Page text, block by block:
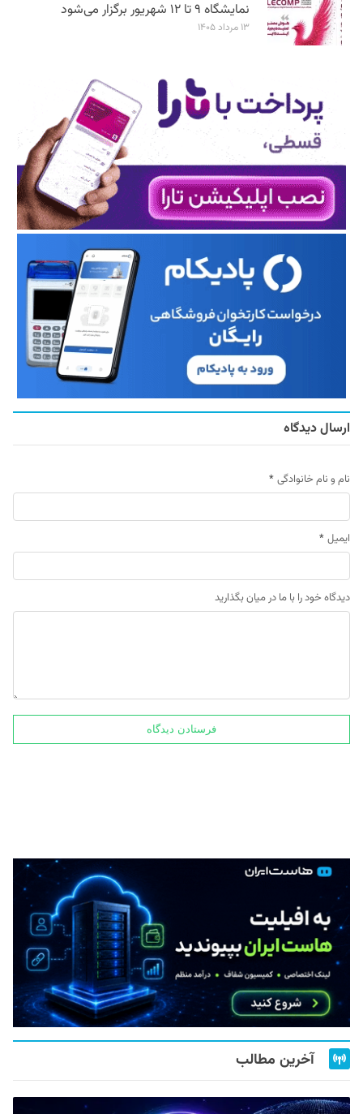
نمایشگاه ۹ تا ۱۲ شهریور برگزار می‌شود
۱۳ مرداد ۱۴۰۵
ارسال دیدگاه
نام و نام خانوادگی *
ایمیل *
دیدگاه خود را با ما در میان بگذارید
آخرین مطالب